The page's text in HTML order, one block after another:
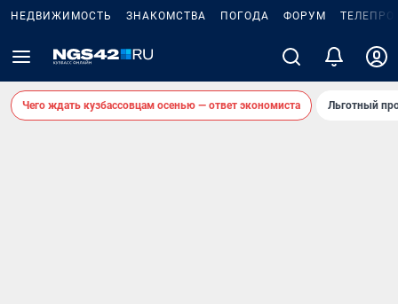
НЕДВИЖИМОСТЬ ЗНАКОМСТВА ПОГОДА ФОРУМ
Чего ждать кузбассовцам осенью — ответ экономиста Льготный